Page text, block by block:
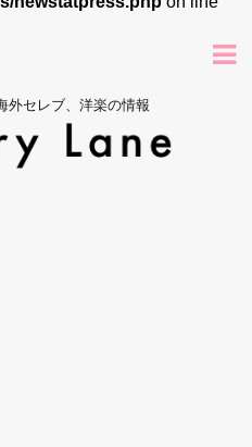
外セレブ、洋楽の情報